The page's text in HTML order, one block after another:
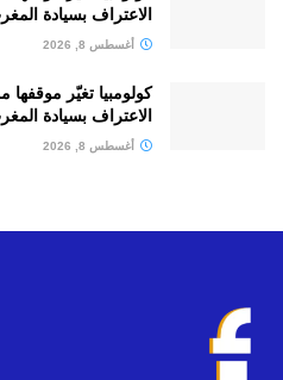
الاعتراف بسيادة
أغسطس 8, 2026
كولومبيا تغيّر
الاعتراف بسيادة
أغسطس 8, 2026